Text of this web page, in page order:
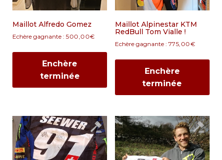
Maillot Alfredo Gomez
Echère gagnante : 500,00€
Enchère
terminée
Maillot Alpinestar KTM
RedBull Tom Vialle !
Echère gagnante : 775,00€
Enchère
terminée